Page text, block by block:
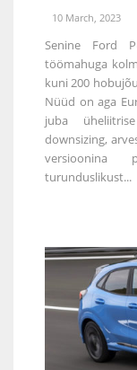
10 March, 2023
Senine Ford
töömahuga
kuni 200
Nüüd on aga
juba
downsizing,
versioonina
turunduslikust...